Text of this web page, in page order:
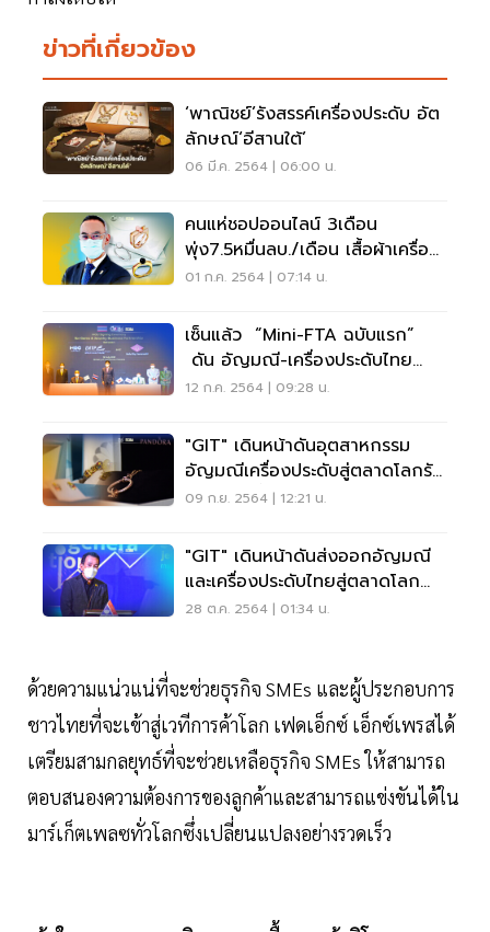
ข่าวที่เกี่ยวข้อง
‘พาณิชย์’รังสรรค์เครื่องประดับ อัต
ลักษณ์‘อีสานใต้’
06 มี.ค. 2564 | 06:00 น.
คนแห่ชอปออนไลน์ 3เดือน
พุ่ง7.5หมื่นลบ./เดือน เสื้อผ้าเครื่อง
ประดับฮิตสุด
01 ก.ค. 2564 | 07:14 น.
เซ็นแล้ว “Mini-FTA ฉบับแรก”
ดัน อัญมณี-เครื่องประดับไทย
ผงาดในตลาดโลก
12 ก.ค. 2564 | 09:28 น.
"GIT" เดินหน้าดันอุตสาหกรรม
อัญมณีเครื่องประดับสู่ตลาดโลกรับ
เศรษฐกิจฟื้น
09 ก.ย. 2564 | 12:21 น.
"GIT" เดินหน้าดันส่งออกอัญมณี
และเครื่องประดับไทยสู่ตลาดโลก
อย่างยั่งยืน
28 ต.ค. 2564 | 01:34 น.
ด้วยความแน่วแน่ที่จะช่วยธุรกิจ SMEs และผู้ประกอบการ
ชาวไทยที่จะเข้าสู่เวทีการค้าโลก เฟดเอ็กซ์ เอ็กซ์เพรสได้
เตรียมสามกลยุทธ์ที่จะช่วยเหลือธุรกิจ SMEs ให้สามารถ
ตอบสนองความต้องการของลูกค้าและสามารถแข่งขันได้ใน
มาร์เก็ตเพลซทั่วโลกซึ่งเปลี่ยนแปลงอย่างรวดเร็ว